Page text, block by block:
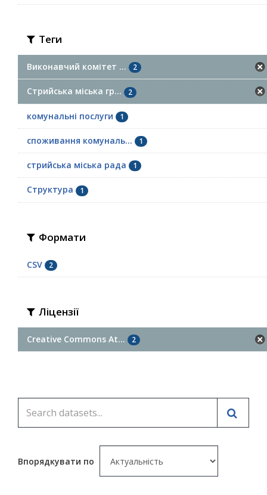
Теги
Виконавчий комітет ... 2
Стрийська міська гр... 2
комунальні послуги 1
споживання комуналь... 1
стрийська міська рада 1
Структура 1
Формати
CSV 2
Ліцензії
Creative Commons At... 2
Впорядкувати по